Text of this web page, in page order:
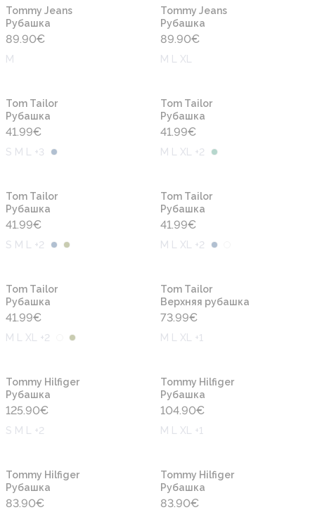
Tommy Jeans
Рубашка
89.90€
M
Tommy Jeans
Рубашка
89.90€
M L XL
Tom Tailor
Рубашка
41.99€
S M L +3
Tom Tailor
Рубашка
41.99€
M L XL +2
Tom Tailor
Рубашка
41.99€
S M L +2
Tom Tailor
Рубашка
41.99€
M L XL +2
Tom Tailor
Рубашка
41.99€
M L XL +2
Tom Tailor
Верхняя рубашка
73.99€
M L XL +1
Tommy Hilfiger
Рубашка
125.90€
S M L +2
Tommy Hilfiger
Рубашка
104.90€
M L XL +1
Tommy Hilfiger
Рубашка
83.90€
Tommy Hilfiger
Рубашка
83.90€